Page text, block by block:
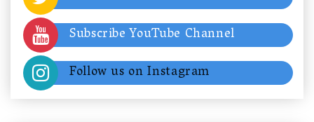
Subscribe YouTube Channel
Follow us on Instagram